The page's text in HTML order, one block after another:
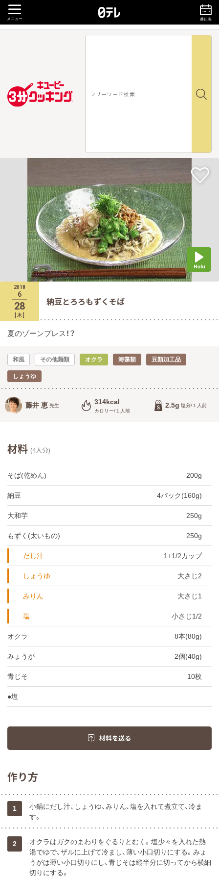
メニュー 番組表
2018
6
28
木
納豆とろろもずくそば
夏のゾーンプレス！？
和風 その他麺類 オクラ 海藻類 豆類加工品
しょうゆ
藤井 恵 先生 314kcal
カロリー/１人前
2.5g 塩分/１人前
材料 (4人分)
そば(乾めん) 200g
納豆 4パック(160g)
大和芋 250g
もずく(太いもの) 250g
だし汁 1+1/2カップ
しょうゆ 大さじ2
みりん 大さじ1
塩 小さじ1/2
オクラ 8本(80g)
みょうが 2個(40g)
青じそ 10枚
●塩
材料を送る
作り方
1
小鍋にだし汁、しょうゆ、みりん、塩を入れて煮立て、冷ま
す。
2
オクラはガクのまわりをぐるりとむく。塩少々を入れた熱
湯でゆで、ザルに上げて冷まし、薄い小口切りにする。みょ
うがは薄い小口切りにし、青じそは縦半分に切ってから横細
切りにする。